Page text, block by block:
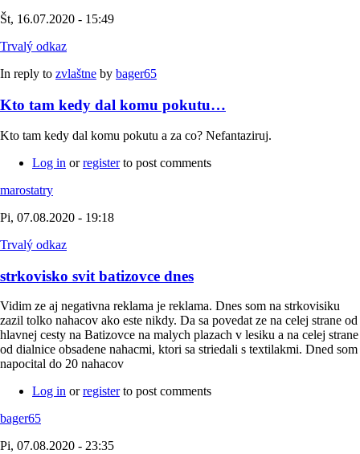
Št, 16.07.2020 - 15:49
Trvalý odkaz
In reply to zvlaštne by bager65
Kto tam kedy dal komu pokutu…
Kto tam kedy dal komu pokutu a za co? Nefantaziruj.
Log in orregisterto post comments
marostatry
Pi, 07.08.2020 - 19:18
Trvalý odkaz
strkovisko svit batizovce dnes
Vidim ze aj negativna reklama je reklama. Dnes som na strkovisiku
zazil tolko nahacov ako este nikdy. Da sa povedat ze na celej strane od
hlavnej cesty na Batizovce na malych plazach v lesiku a na celej strane
od dialnice obsadene nahacmi, ktori sa striedali s textilakmi. Dned som
napocital do 20 nahacov
Log in orregisterto post comments
bager65
Pi, 07.08.2020 - 23:35